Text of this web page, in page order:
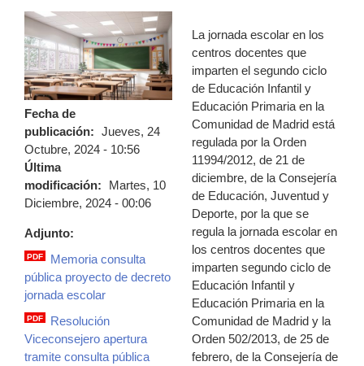
Fecha de
publicación: Jueves, 24
Octubre, 2024 - 10:56
Última
modificación:
Martes, 10
Diciembre, 2024 - 00:06
Adjunto:
memoria.pdf
PDF
Memoria consulta
pública proyecto de decreto
jornada escolar
resolucion_viceconsejero.pdf
PDF
Resolución
Viceconsejero apertura
tramite consulta pública
La jornada escolar en los
centros docentes que
imparten el segundo ciclo
de Educación Infantil y
Educación Primaria en la
Comunidad de Madrid está
regulada por la Orden
11994/2012, de 21 de
diciembre, de la Consejería
de Educación, Juventud y
Deporte, por la que se
regula la jornada escolar en
los centros docentes que
imparten segundo ciclo de
Educación Infantil y
Educación Primaria en la
Comunidad de Madrid y la
Orden 502/2013, de 25 de
febrero, de la Consejería de